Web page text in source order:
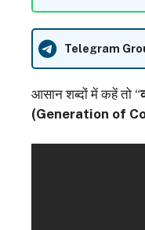
Telegram
आसान शब्दों में कहें तो “
(Generation of